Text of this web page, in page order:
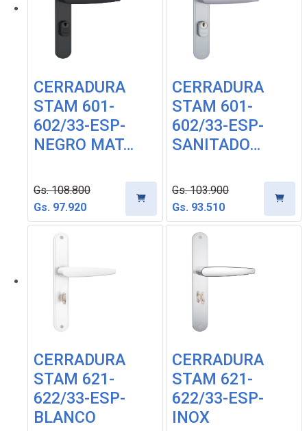
CERRADURA
STAM 601-
602/33-ESP-
NEGRO MAT…
Gs. 108.800
Gs. 97.920
CERRADURA
STAM 601-
602/33-ESP-
SANITADO…
Gs. 103.900
Gs. 93.510
CERRADURA
STAM 621-
622/33-ESP-
BLANCO
CERRADURA
STAM 621-
622/33-ESP-
INOX